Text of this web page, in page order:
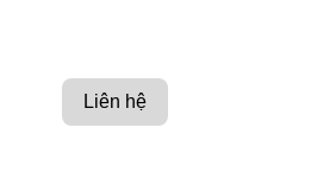
Liên hệ